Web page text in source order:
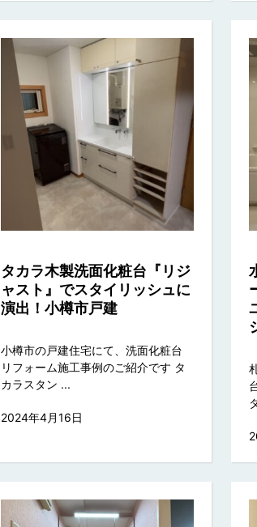
タカラ木製洗面化粧台『リジ
ャスト』でスタイリッシュに
演出！小樽市戸建
小樽市の戸建住宅にて、洗面化粧台
リフォーム施工事例のご紹介です タ
カラスタン ...
2024年4月16日